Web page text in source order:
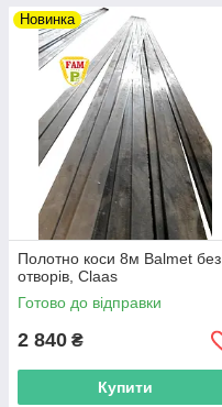
Новинка
Полотно коси 8м Balmet без
отворів, Claas
Готово до відправки
2 840 ₴
Купити